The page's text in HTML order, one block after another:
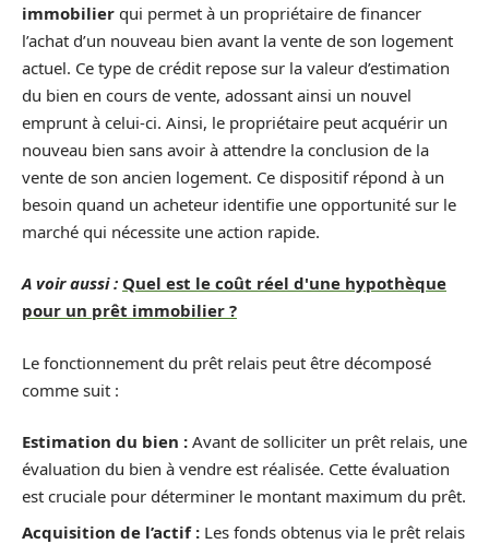
immobilier qui permet à un propriétaire de financer
l’achat d’un nouveau bien avant la vente de son logement
actuel. Ce type de crédit repose sur la valeur d’estimation
du bien en cours de vente, adossant ainsi un nouvel
emprunt à celui-ci. Ainsi, le propriétaire peut acquérir un
nouveau bien sans avoir à attendre la conclusion de la
vente de son ancien logement. Ce dispositif répond à un
besoin quand un acheteur identifie une opportunité sur le
marché qui nécessite une action rapide.
A voir aussi : Quel est le coût réel d'une hypothèque
pour un prêt immobilier ?
Le fonctionnement du prêt relais peut être décomposé
comme suit :
Estimation du bien : Avant de solliciter un prêt relais, une
évaluation du bien à vendre est réalisée. Cette évaluation
est cruciale pour déterminer le montant maximum du prêt.
Acquisition de l’actif : Les fonds obtenus via le prêt relais